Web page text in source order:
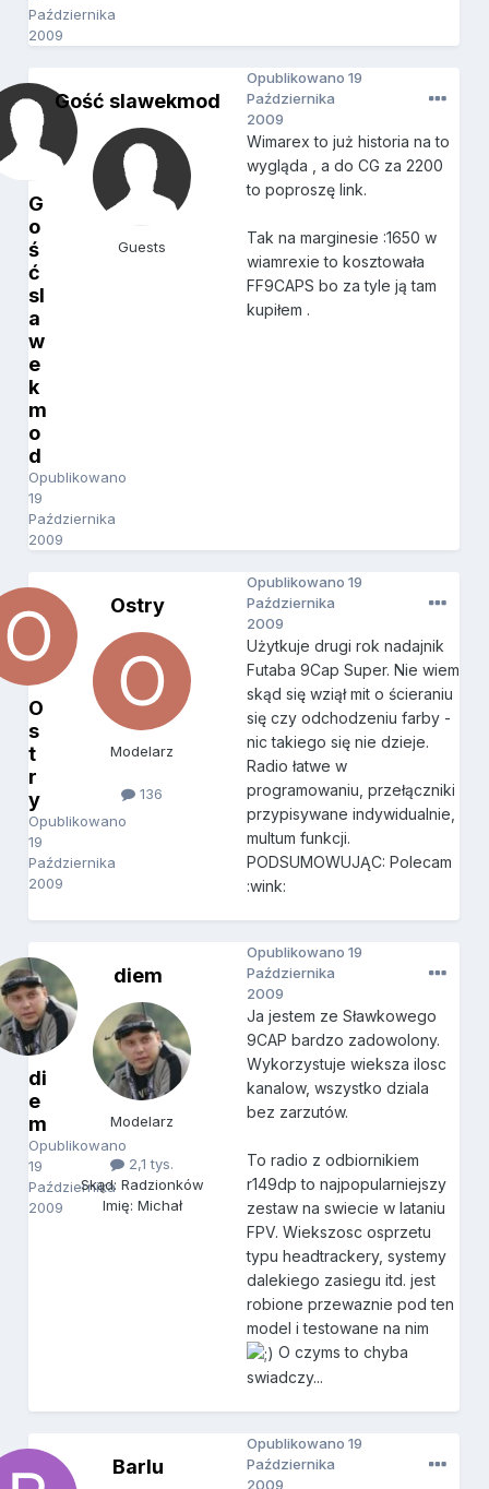
Października
2009
G
o
ś
ć
sl
a
w
e
k
m
o
d
Opublikowano
19
Października
2009
Gość slawekmod
Guests
Opublikowano19
Października
2009
Wimarex to już historia na to
wygląda , a do CG za 2200
to poproszę link.
Tak na marginesie :1650 w
wiamrexie to kosztowała
FF9CAPS bo za tyle ją tam
kupiłem .
O
s
t
r
y
Opublikowano
19
Października
2009
Ostry
Modelarz
136
Opublikowano19
Października
2009
Użytkuje drugi rok nadajnik
Futaba 9Cap Super. Nie wiem
skąd się wziął mit o ścieraniu
się czy odchodzeniu farby -
nic takiego się nie dzieje.
Radio łatwe w
programowaniu, przełączniki
przypisywane indywidualnie,
multum funkcji.
PODSUMOWUJĄC: Polecam
:wink:
di
e
m
Opublikowano
19
Października
2009
diem
Modelarz
2,1 tys.
Skąd: Radzionków
Imię: Michał
Opublikowano19
Października
2009
Ja jestem ze Sławkowego
9CAP bardzo zadowolony.
Wykorzystuje wieksza ilosc
kanalow, wszystko dziala
bez zarzutów.
To radio z odbiornikiem
r149dp to najpopularniejszy
zestaw na swiecie w lataniu
FPV. Wiekszosc osprzetu
typu headtrackery, systemy
dalekiego zasiegu itd. jest
robione przewaznie pod ten
model i testowane na nim
O czyms to chyba
swiadczy...
Barlu
Opublikowano19
Października
2009